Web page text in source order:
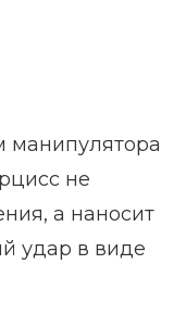
манипулятора
не
а наносит
удар в виде